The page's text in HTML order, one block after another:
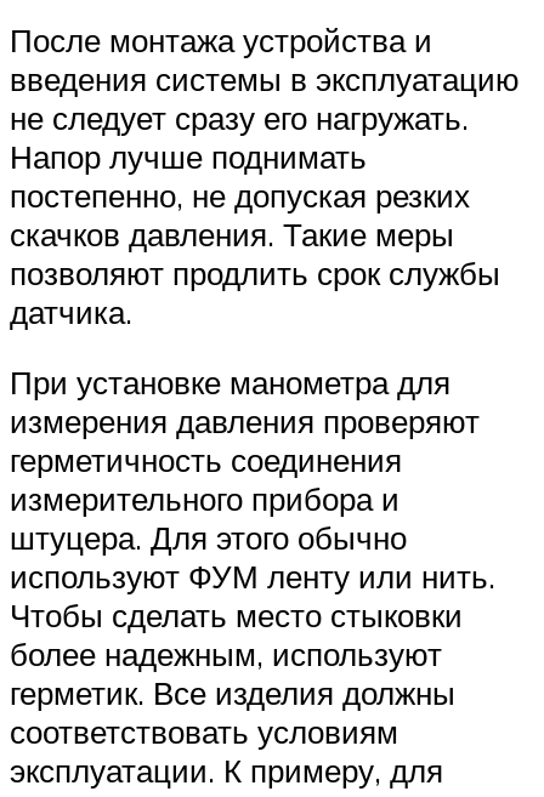
После монтажа устройства и
введения системы в эксплуатацию
не следует сразу его нагружать.
Напор лучше поднимать
постепенно, не допуская резких
скачков давления. Такие меры
позволяют продлить срок службы
датчика.
При установке манометра для
измерения давления проверяют
герметичность соединения
измерительного прибора и
штуцера. Для этого обычно
используют ФУМ ленту или нить.
Чтобы сделать место стыковки
более надежным, используют
герметик. Все изделия должны
соответствовать условиям
эксплуатации. К примеру, для